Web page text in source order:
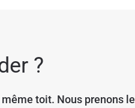
?
toit. Nous prenons le